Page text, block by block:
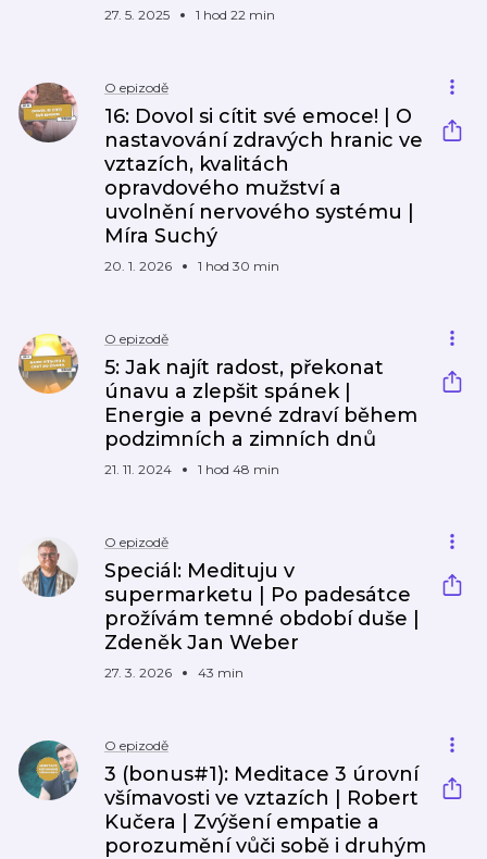
27. 5. 2025 1 hod 22 min
O epizodě
16: Dovol si cítit své emoce! | O
nastavování zdravých hranic ve
vztazích, kvalitách
opravdového mužství a
uvolnění nervového systému |
Míra Suchý
20. 1. 2026 1 hod 30 min
O epizodě
5: Jak najít radost, překonat
únavu a zlepšit spánek |
Energie a pevné zdraví během
podzimních a zimních dnů
21. 11. 2024 1 hod 48 min
O epizodě
Speciál: Medituju v
supermarketu | Po padesátce
prožívám temné období duše |
Zdeněk Jan Weber
27. 3. 2026 43 min
O epizodě
3 (bonus#1): Meditace 3 úrovní
všímavosti ve vztazích | Robert
Kučera | Zvýšení empatie a
porozumění vůči sobě i druhým